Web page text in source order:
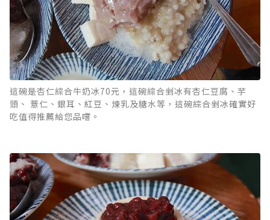
這碗是杏仁綜合牛奶冰70元，這碗綜合剉冰有杏仁豆腐、芋
頭、 薏仁、銀耳、紅豆、煉乳及糖水等，這碗綜合剉冰確實好
吃值得推薦給您品嚐。